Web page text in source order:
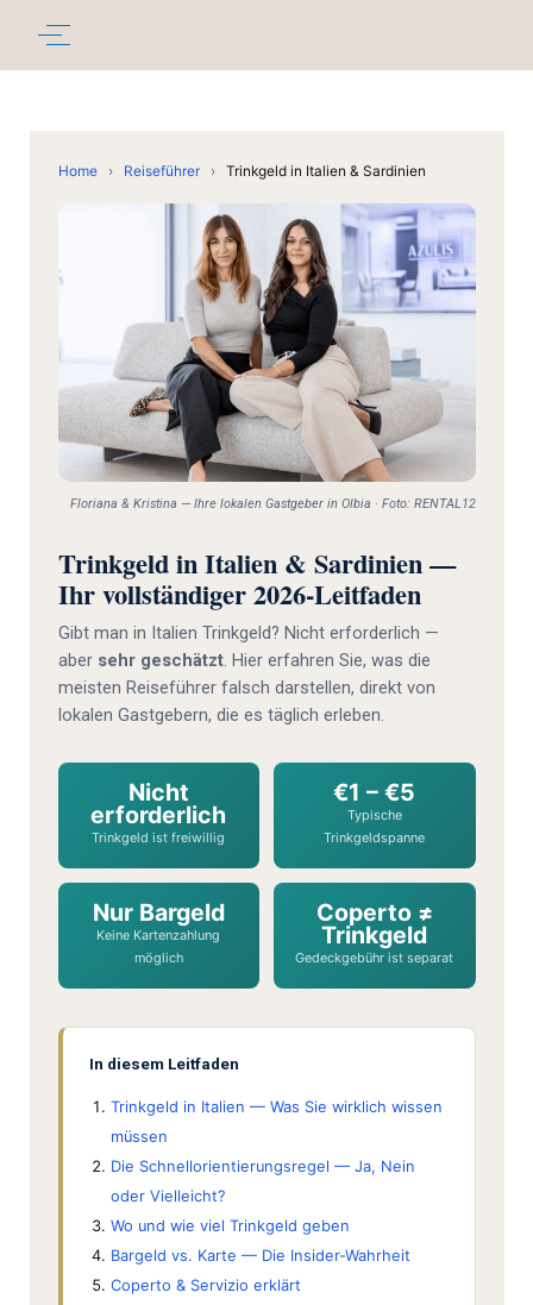
Home › Reiseführer › Trinkgeld in Italien & Sardinien
Floriana & Kristina — Ihre lokalen Gastgeber in Olbia · Foto: RENTAL12
Trinkgeld in Italien & Sardinien —
Ihr vollständiger 2026-Leitfaden
Gibt man in Italien Trinkgeld? Nicht erforderlich —
aber sehr geschätzt. Hier erfahren Sie, was die
meisten Reiseführer falsch darstellen, direkt von
lokalen Gastgebern, die es täglich erleben.
Nicht
erforderlich
Trinkgeld ist freiwillig
€1 – €5
Typische
Trinkgeldspanne
Nur Bargeld
Keine Kartenzahlung
möglich
Coperto ≠
Trinkgeld
Gedeck­gebühr ist separat
In diesem Leitfaden
Trinkgeld in Italien — Was Sie wirklich wissen
müssen
Die Schnellorientierungsregel — Ja, Nein
oder Vielleicht?
Wo und wie viel Trinkgeld geben
Bargeld vs. Karte — Die Insider-Wahrheit
Coperto & Servizio erklärt